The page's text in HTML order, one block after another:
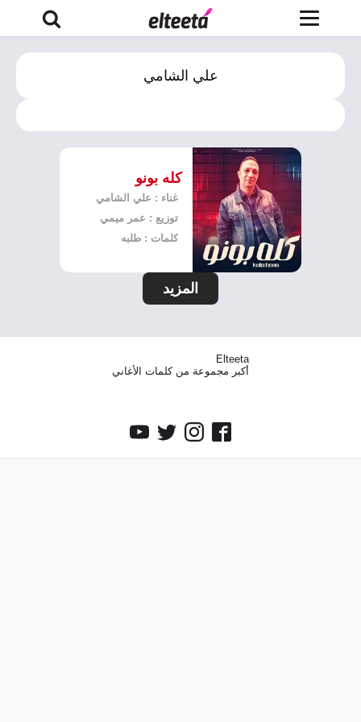
علي الشامي
كله بونو
غناء : علي الشامي
توزيع : عمر ميمي
كلمات : طلبه
المزيد
Elteeta
أكبر مجموعة من كلمات الأغاني